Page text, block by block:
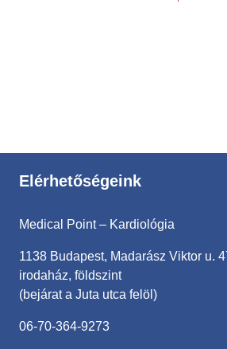
Elérhetőségeink
Medical Point – Kardiológia
1138 Budapest, Madarász Viktor u.
irodaház, földszint
(bejárat a Juta utca felöl)
06-70-364-9273